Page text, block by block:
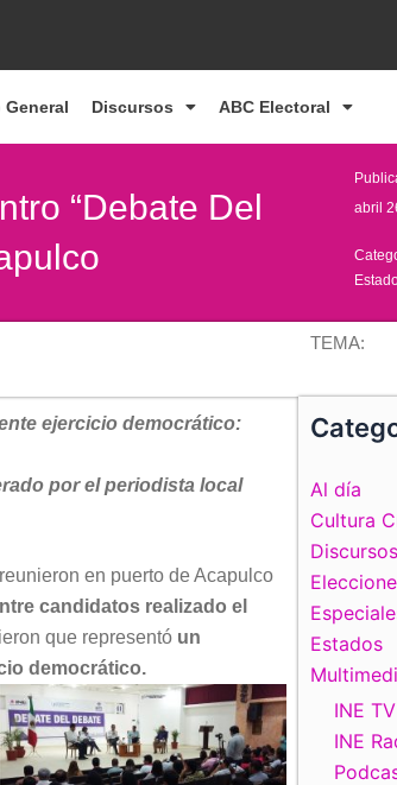
Discursos ABC Electoral
“Debate Del
abril
TEMA:
ejercicio democrático:
por el periodista local
en puerto de Acapulco
candidatos realizado el
que representó un
democrático.
Al día
Cultura
Discursos
Estados
INE TV
INE